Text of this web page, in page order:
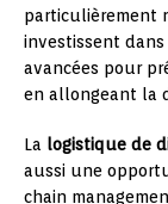
particulièrement
investissent
avancées pour
en allongeant la
La logistique de
aussi une
chain